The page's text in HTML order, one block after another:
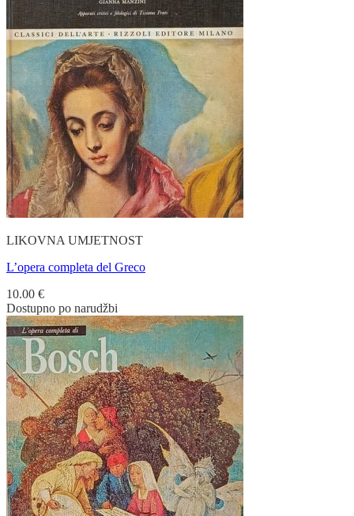
LIKOVNA UMJETNOST
L’opera completa del Greco
10.00 €
Dostupno po narudžbi